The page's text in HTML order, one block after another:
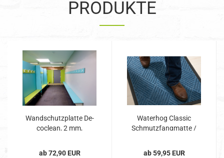
PRODUKTE
Wand­schutz­plat­te De­
coclean, 2 mm,
ab 72,90 EUR
Wa­ter­hog Clas­sic
Schmutz­fang­mat­te /
ab 59,95 EUR